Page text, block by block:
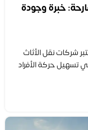
خبرة وجودة
شركات نقل الأثاث
تسهيل حركة الأفراد